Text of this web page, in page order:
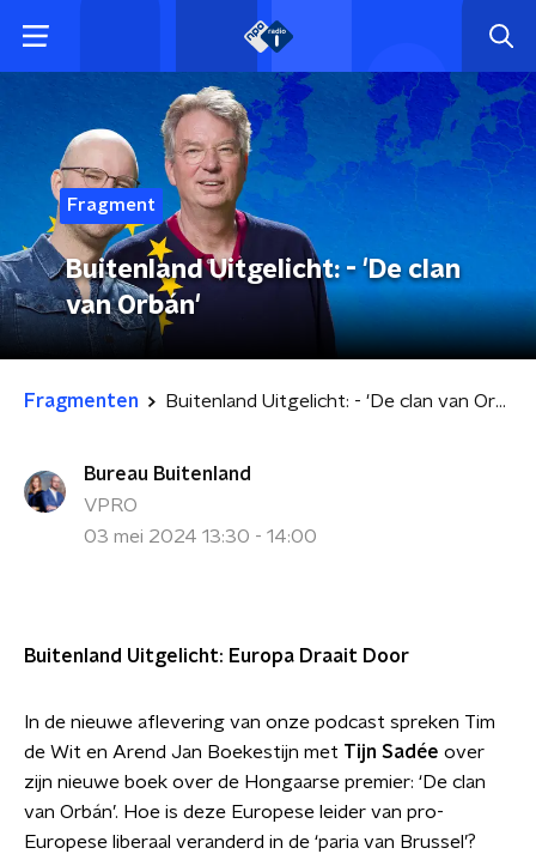
Fragment
Buitenland Uitgelicht: - 'De clan
van Orbán'
Fragmenten Buitenland Uitgelicht: - 'De clan van Orbán'
Bureau Buitenland
VPRO
03 mei 2024 13:30 - 14:00
Buitenland Uitgelicht: Europa Draait Door
In de nieuwe aflevering van onze podcast spreken Tim
de Wit en Arend Jan Boekestijn met Tijn Sadée over
zijn nieuwe boek over de Hongaarse premier: ‘De clan
van Orbán’. Hoe is deze Europese leider van pro-
Europese liberaal veranderd in de ‘paria van Brussel’?